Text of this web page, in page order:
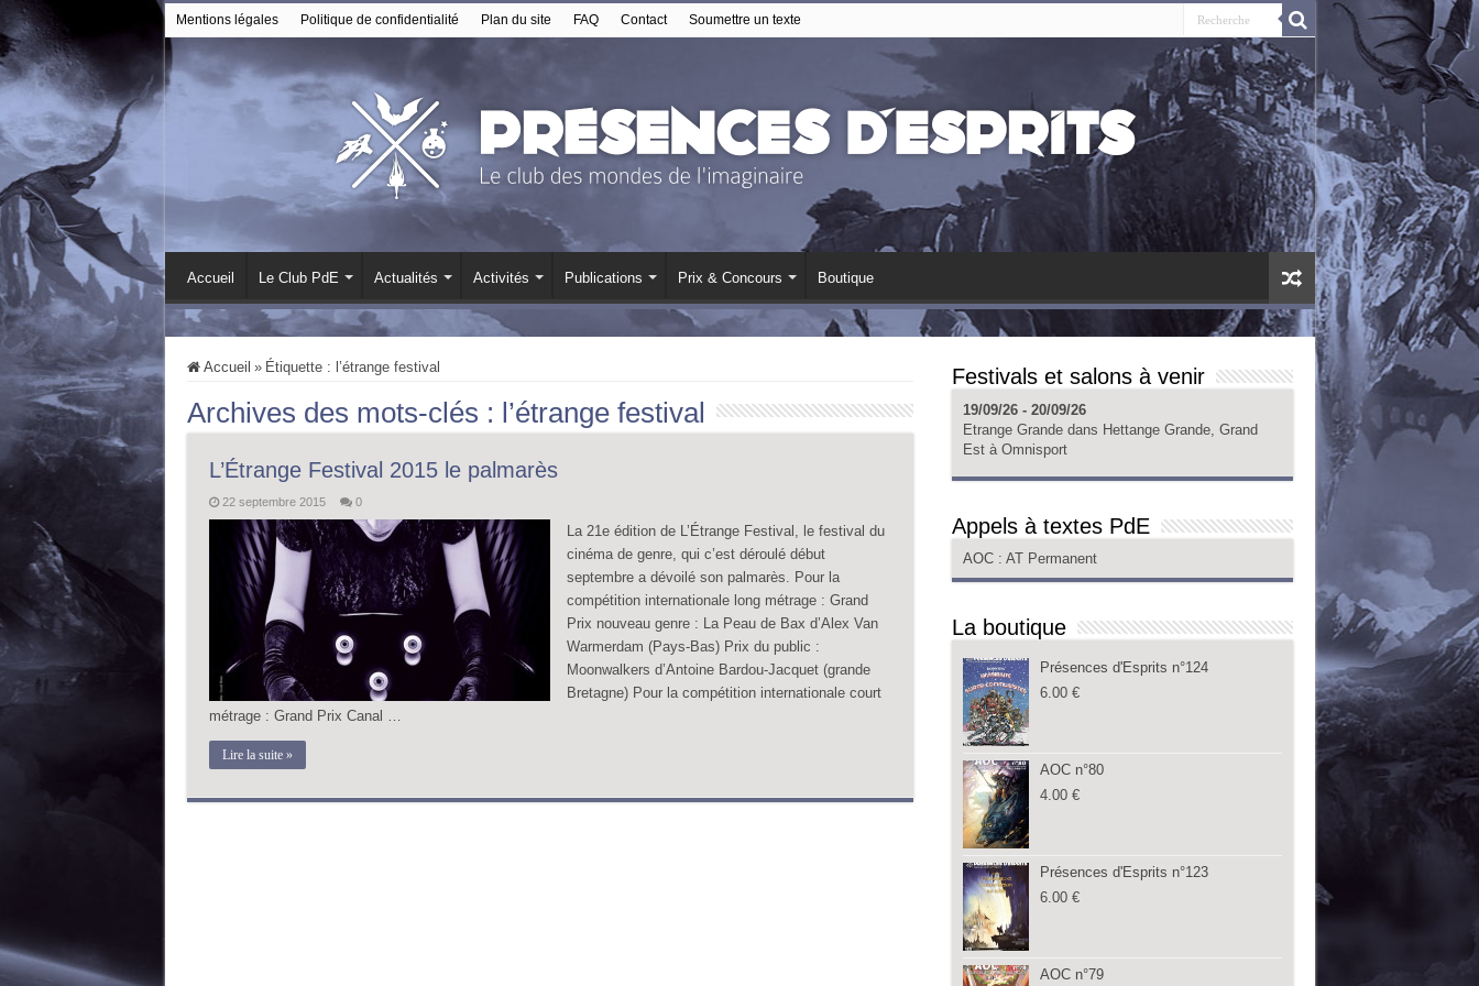
Mentions légales Politique de confidentialité Plan du site FAQ Contact Soumettre un texte
Accueil Le Club PdE Actualités Activités Publications Prix & Concours Boutique
Accueil » Étiquette : l’étrange festival
Archives des mots-clés : l’étrange festival
L’Étrange Festival 2015 le palmarès
22 septembre 2015 0
La 21e édition de L’Étrange Festival, le festival du
cinéma de genre, qui c’est déroulé début
septembre a dévoilé son palmarès. Pour la
compétition internationale long métrage : Grand
Prix nouveau genre : La Peau de Bax d’Alex Van
Warmerdam (Pays-Bas) Prix du public :
Moonwalkers d’Antoine Bardou-Jacquet (grande
Bretagne) Pour la compétition internationale court
métrage : Grand Prix Canal …
Lire la suite »
Festivals et salons à venir
19/09/26 - 20/09/26
Etrange Grande dans Hettange Grande, Grand
Est à Omnisport
Appels à textes PdE
AOC : AT Permanent
La boutique
Présences d'Esprits n°124
6.00 €
AOC n°80
4.00 €
Présences d'Esprits n°123
6.00 €
AOC n°79